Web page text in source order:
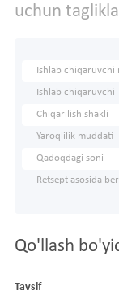
uchun
Ishlab chiqaruvchi
Ishlab chiqaruvchi
Chiqarilish shakli
Yaroqlilik muddati
Qadoqdagi soni
Retsept asosida
Qo'llash
Tavsif